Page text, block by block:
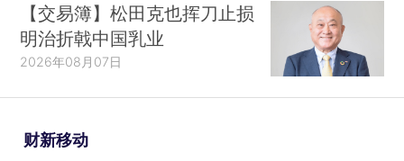
【交易簿】松田克也挥刀止损
明治折戟中国乳业
2026年08月07日
财新移动